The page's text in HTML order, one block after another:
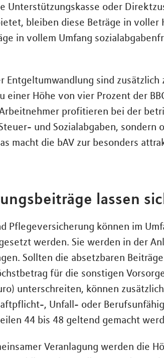
Unterstützungskasse oder
bleiben diese Beträge in voller
in vollem Umfang
Entgeltumwandlung sind zusätzlich
einer Höhe von vier Prozent der
profitieren bei der
und Sozialabgaben, sondern
macht die bAV zur besonders
lassen
Pflegeversicherung können im
werden. Sie werden in der
Sollten die absetzbaren
für die sonstigen
unterschreiten, können
, Unfall- oder
44 bis 48 geltend gemacht
Veranlagung werden die